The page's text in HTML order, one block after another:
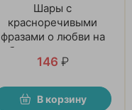
Шары с
красноречивыми
фразами о любви на
белом, черном и
золотом фоне.
146 ₽
В корзину